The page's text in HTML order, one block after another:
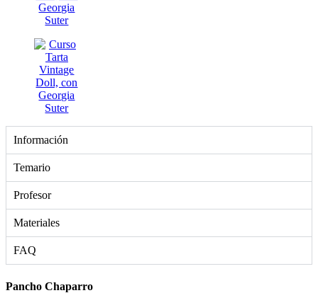
Información
Temario
Profesor
Materiales
FAQ
Pancho Chaparro